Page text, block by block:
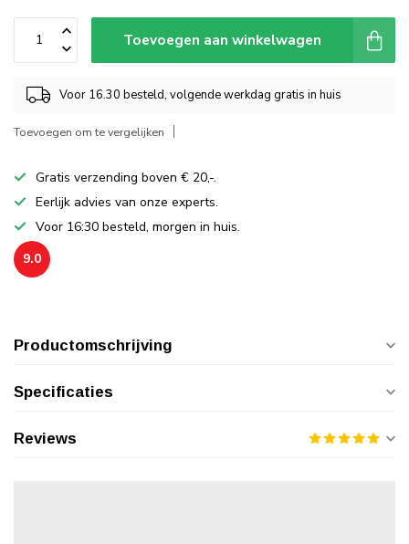
Toevoegen aan winkelwagen
Voor 16.30 besteld, volgende werkdag gratis in huis
Toevoegen om te vergelijken
Gratis verzending boven € 20,-.
Eerlijk advies van onze experts.
Voor 16:30 besteld, morgen in huis.
9.0
Productomschrijving
Specificaties
Reviews